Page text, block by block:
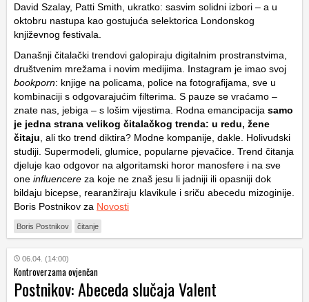
David Szalay, Patti Smith, ukratko: sasvim solidni izbori – a u
oktobru nastupa kao gostujuća selektorica Londonskog
književnog festivala.
Današnji čitalački trendovi galopiraju digitalnim prostranstvima,
društvenim mrežama i novim medijima. Instagram je imao svoj
bookporn: knjige na policama, police na fotografijama, sve u
kombinaciji s odgovarajućim filterima. S pauze se vraćamo –
znate nas, jebiga – s lošim vijestima. Rodna emancipacija samo
je jedna strana velikog čitalačkog trenda: u redu, žene
čitaju , ali tko trend diktira? Modne kompanije, dakle. Holivudski
studiji. Supermodeli, glumice, popularne pjevačice. Trend čitanja
djeluje kao odgovor na algoritamski horor manosfere i na sve
one influencere za koje ne znaš jesu li jadniji ili opasniji dok
bildaju bicepse, rearanžiraju klavikule i sriču abecedu mizoginije.
Boris Postnikov za Novosti
Boris Postnikov čitanje
06.04. (14:00)
Kontroverzama ovjenčan
Postnikov: Abeceda slučaja Valent